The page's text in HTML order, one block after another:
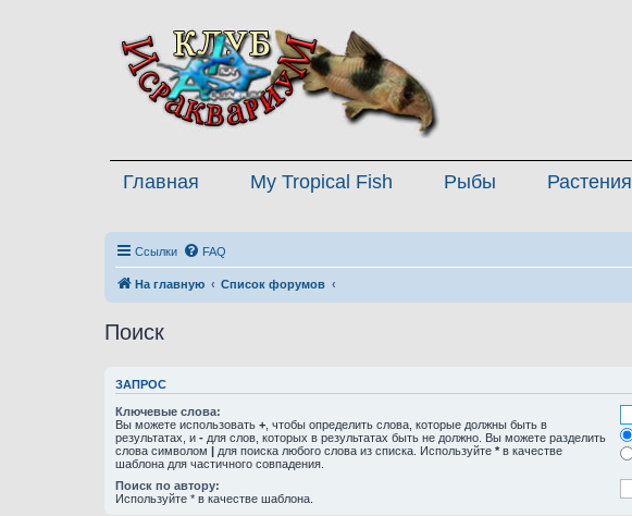
Главная My Tropical Fish Рыбы Растения
Ссылки FAQ
На главную Список форумов
Поиск
ЗАПРОС
Ключевые слова:
Вы можете использовать + , чтобы определить слова, которые должны быть в
результатах, и - для слов, которых в результатах быть не должно. Вы можете разделить
слова символом | для поиска любого слова из списка. Используйте * в качестве
шаблона для частичного совпадения.
Поиск по автору:
Используйте * в качестве шаблона.